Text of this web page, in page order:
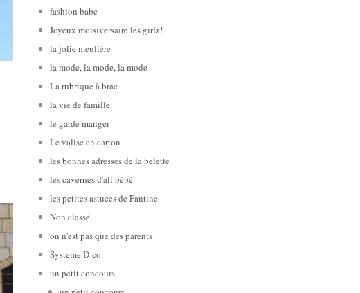
fashion babe
Joyeux moisiversaire les girlz!
la jolie meulière
la mode, la mode, la mode
La rubrique à brac
la vie de famille
le garde manger
Le valise en carton
les bonnes adresses de la belette
les cavernes d'ali bébé
les petites astuces de Fantine
Non classé
on n'est pas que des parents
Systeme D-co
un petit concours